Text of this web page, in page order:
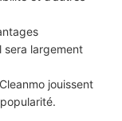
sera largement
jouissent